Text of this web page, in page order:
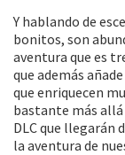
Y hablando de
bonitos, son
aventura que es
que además
que enriquecen
bastante más allá
DLC que llegarán
la aventura de